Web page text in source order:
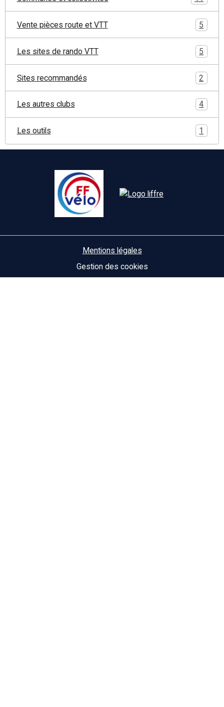
Vente pièces route et VTT 5
Les sites de rando VTT 5
Sites recommandés 2
Les autres clubs 4
Les outils 1
Mentions légales
Gestion des cookies